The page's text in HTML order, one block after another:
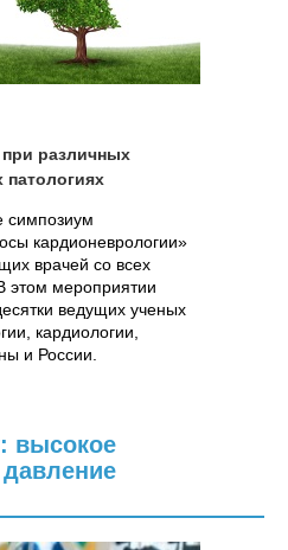
различных
патологиях
симпозиум
кардионеврологии»
врачей со всех
этом мероприятии
ведущих ученых
кардиологии,
и России.
высокое